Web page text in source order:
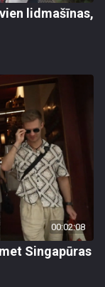
lidmašīnas,
00:02:08
Singapūras